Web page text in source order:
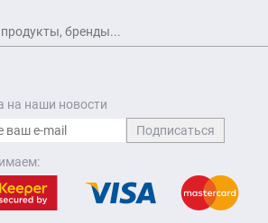
на наши новости